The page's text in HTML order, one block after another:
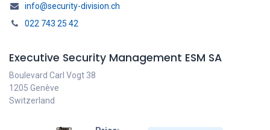
info@security-division.ch
022 743 25 42
Executive Security Management ESM SA
Boulevard Carl Vogt 38
1205 Genève
Switzerland